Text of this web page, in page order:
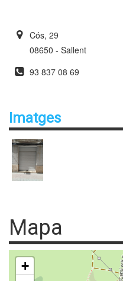
Cós, 29
08650 - Sallent
93 837 08 69
Imatges
Mapa
+